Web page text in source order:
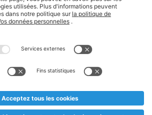
astérisque et mentions légales
temporairement et jusqu'à
bien étudié, nous serions
de stock. Prix Recupel et TVA incl.
de la forme masculine a été adoptée